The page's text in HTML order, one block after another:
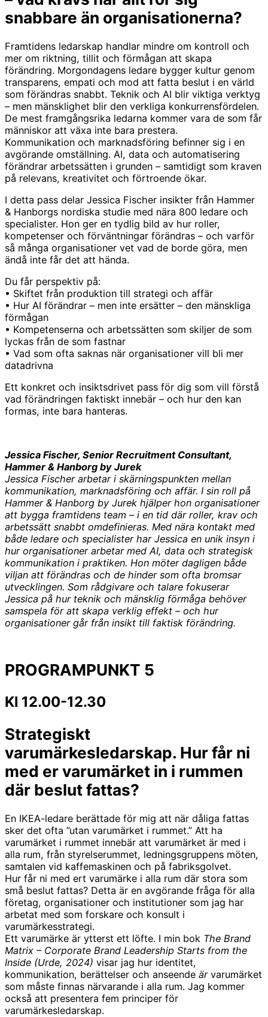
snabbare än organisationerna?
Framtidens ledarskap handlar mindre om kontroll och
mer om riktning, tillit och förmågan att skapa
förändring. Morgondagens ledare bygger kultur genom
transparens, empati och mod att fatta beslut i en värld
som förändras snabbt. Teknik och AI blir viktiga verktyg
– men mänsklighet blir den verkliga konkurrensfördelen.
De mest framgångsrika ledarna kommer vara de som får
människor att växa inte bara prestera.
Kommunikation och marknadsföring befinner sig i en
avgörande omställning. AI, data och automatisering
förändrar arbetssätten i grunden – samtidigt som kraven
på relevans, kreativitet och förtroende ökar.
I detta pass delar Jessica Fischer insikter från Hammer
& Hanborgs nordiska studie med nära 800 ledare och
specialister. Hon ger en tydlig bild av hur roller,
kompetenser och förväntningar förändras – och varför
så många organisationer vet vad de borde göra, men
ändå inte får det att hända.
Du får perspektiv på:
• Skiftet från produktion till strategi och affär
• Hur AI förändrar – men inte ersätter – den mänskliga
förmågan
• Kompetenserna och arbetssätten som skiljer de som
lyckas från de som fastnar
• Vad som ofta saknas när organisationer vill bli mer
datadrivna
Ett konkret och insiktsdrivet pass för dig som vill förstå
vad förändringen faktiskt innebär – och hur den kan
formas, inte bara hanteras.
Jessica Fischer, Senior Recruitment Consultant,
Hammer & Hanborg by Jurek
Jessica Fischer arbetar i skärningspunkten mellan
kommunikation, marknadsföring och affär. I sin roll på
Hammer & Hanborg by Jurek hjälper hon organisationer
att bygga framtidens team – i en tid där roller, krav och
arbetssätt snabbt omdefinieras. Med nära kontakt med
både ledare och specialister har Jessica en unik insyn i
hur organisationer arbetar med AI, data och strategisk
kommunikation i praktiken. Hon möter dagligen både
viljan att förändras och de hinder som ofta bromsar
utvecklingen. Som rådgivare och talare fokuserar
Jessica på hur teknik och mänsklig förmåga behöver
samspela för att skapa verklig effekt – och hur
organisationer går från insikt till faktisk förändring.
PROGRAMPUNKT 5
Kl 12.00-12.30
Strategiskt
varumärkesledarskap. Hur får ni
med er varumärket in i rummen
där beslut fattas?
En IKEA-ledare berättade för mig att när dåliga fattas
sker det ofta ”utan varumärket i rummet.” Att ha
varumärket i rummet innebär att varumärket är med i
alla rum, från styrelserummet, ledningsgruppens möten,
samtalen vid kaffemaskinen och på fabriksgolvet.
Hur får ni med ert varumärke i alla rum där stora som
små beslut fattas? Detta är en avgörande fråga för alla
företag, organisationer och institutioner som jag har
arbetat med som forskare och konsult i
varumärkesstrategi.
Ett varumärke är ytterst ett löfte. I min bok The Brand
Matrix – Corporate Brand Leadership Starts from the
Inside (Urde, 2024) visar jag hur identitet,
kommunikation, berättelser och anseende ärvarumärket
som måste finnas närvarande i alla rum. Jag kommer
också att presentera fem principer för
varumärkesledarskap.